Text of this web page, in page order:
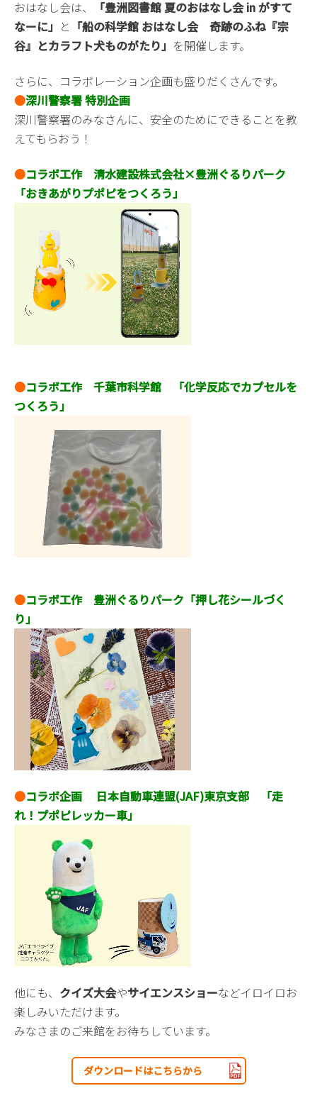
おはなし会は、
「豊洲図書館 夏のおはなし会 in がすて
なーに」 と 「船の科学館 おはなし会 奇跡のふね『宗
谷』とカラフト犬ものがたり」 を開催します。
さらに、コラボレーション企画も盛りだくさんです。
●深川警察署 特別企画
深川警察署のみなさんに、安全のためにできることを教
えてもらおう！
●コラボ工作 清水建設株式会社×豊洲ぐるりパーク
「おきあがりプポピをつくろう」
●コラボ工作 千葉市科学館 「化学反応でカプセルを
つくろう」
●コラボ工作 豊洲ぐるりパーク「押し花シールづく
り」
●コラボ企画 日本自動車連盟(JAF)東京支部 「走
れ！プポピレッカー車」
他にも、 クイズ大会やサイエンスショーなどイロイロお
楽しみいただけます。
みなさまのご来館をお待ちしています。
ダウンロードはこちらから